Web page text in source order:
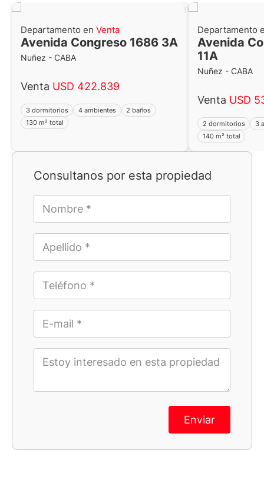
Consultanos por esta propiedad
Enviar
Departamento en Venta
Avenida Congreso 1686 3A
Nuñez - CABA
Venta USD 422.839
3 dormitorios 4 ambientes
2 baños
130 m² total
Departamento
Avenida
11A
Nuñez - CABA
Venta USD
2 dormitorios
3
140 m² total